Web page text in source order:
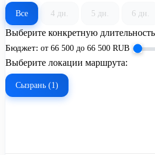
Все 4 дн. 5 дн. 6 дн.
Выберите конкретную
Бюджет: от 66 500 до 66 500 RUB
Выберите локации маршрута:
Сызрань (1)